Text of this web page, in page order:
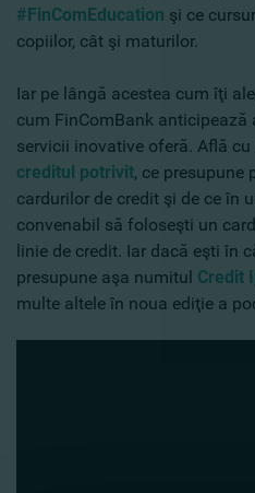
#FinComEducation şi ce
copiilor, cât şi maturilor.
Iar pe lângă acestea cum îţi
cum FinComBank
servicii inovative oferă. Află
creditul potrivit, ce presupune
cardurilor de credit şi de ce în
convenabil să foloseşti un
linie de credit. Iar dacă eşti în
presupune aşa numitul Credit
multe altele în noua ediţie a